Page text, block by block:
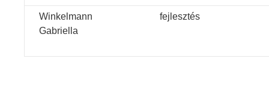
Winkelmann
Gabriella
fejlesztés